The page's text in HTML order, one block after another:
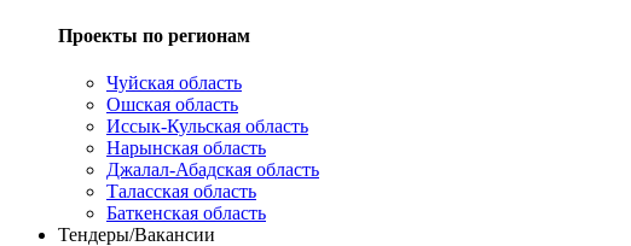
Проекты по регионам
Чуйская область
Ошская область
Иссык-Кульская область
Нарынская область
Джалал-Абадская область
Таласская область
Баткенская область
Тендеры/Вакансии